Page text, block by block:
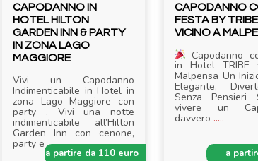
CAPODANNO IN
HOTEL HILTON
GARDEN INN & PARTY
IN ZONA LAGO
MAGGIORE
Vivi un Capodanno
Indimenticabile in Hotel in
zona Lago Maggiore con
party . Vivi una notte
indimenticabile all’Hilton
Garden Inn con cenone,
party e.....
a partire da 110 euro
CAPODANNO
FESTA BY
VICINO A
Capodanno
in Hotel TRIBE
Malpensa Un
Elegante,
Senza Pensieri
vivere un
davvero .....
a